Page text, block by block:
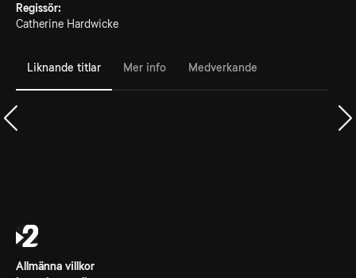
Regissör:
Catherine Hardwicke
Liknande titlar Mer info Medverkande
Allmänna villkor